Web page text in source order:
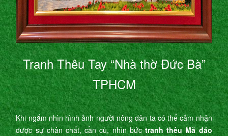
Tranh Thêu Tay “Nhà thờ Đức Bà”
TPHCM
Khi ngắm nhìn hình ảnh người nông dân ta có thể cảm nhận
được sự chân chất, cần cù, nhìn bứctranh thêu Mã đáo